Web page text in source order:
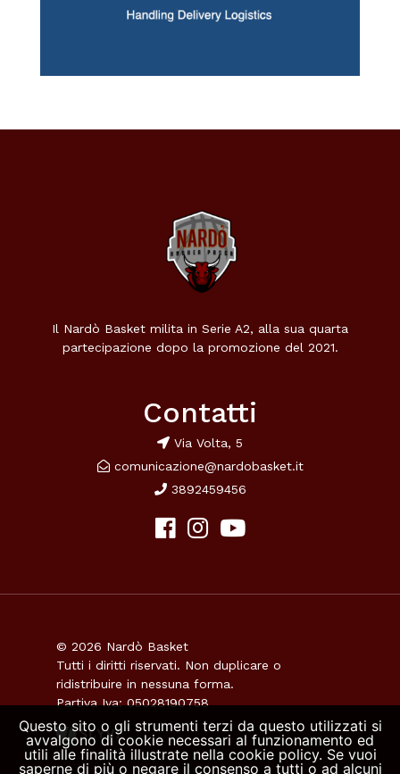
Il Nardò Basket milita in Serie A2, alla sua quarta
partecipazione dopo la promozione del 2021.
Contatti
Via Volta, 5
comunicazione@nardobasket.it
3892459456
© 2026 Nardò Basket
Tutti i diritti riservati. Non duplicare o
ridistribuire in nessuna forma.
Partiva Iva: 05028190758
Questo sito o gli strumenti terzi da questo utilizzati si
avvalgono di cookie necessari al funzionamento ed
utili alle finalità illustrate nella cookie policy. Se vuoi
saperne di più o negare il consenso a tutti o ad alcuni